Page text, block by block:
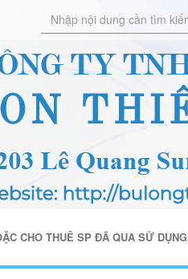
CHO THUÊ SP ĐÃ QUA SỬ DỤNG